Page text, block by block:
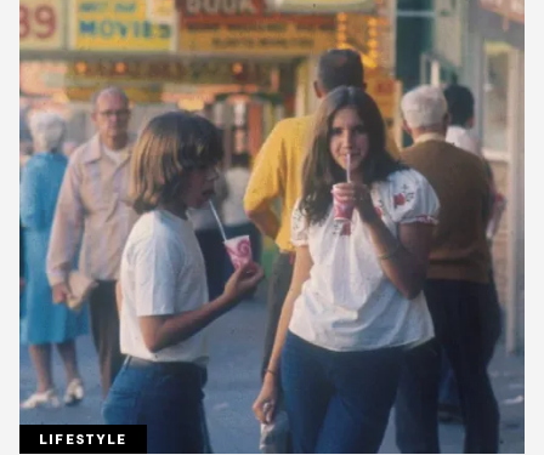
LIFESTYLE